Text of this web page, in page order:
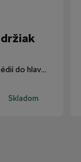
Praktický držiak multimédií do hlavovej opierky.
Skladom